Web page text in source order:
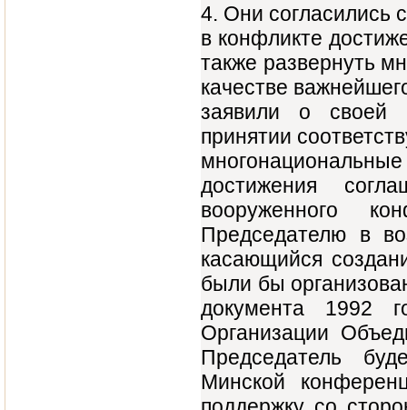
4. Они согласились
в конфликте
также развернуть
качестве
заявили о своей
принятии
достижения
вооруженного
Председателю в
касающийся
были бы
документа 1992
Организации
Председатель
Минской